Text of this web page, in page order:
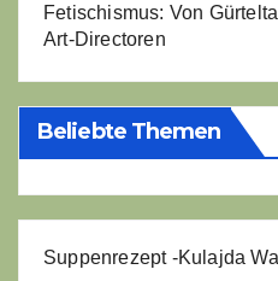
Fetischismus: Von
Art-Directoren
Beliebte Themen
Suppenrezept -Kulajda